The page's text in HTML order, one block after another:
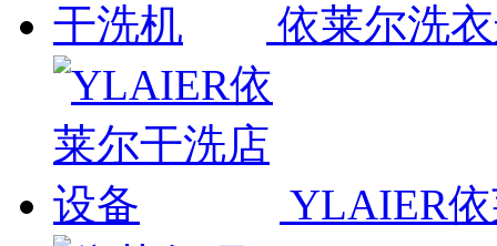
依莱尔洗
YLAIER